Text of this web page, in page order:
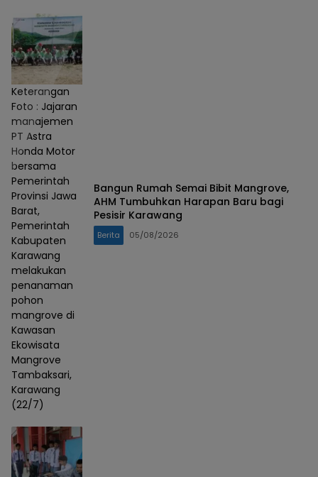
Keterangan
Foto : Jajaran
manajemen
PT Astra
Honda Motor
bersama
Pemerintah
Provinsi Jawa
Barat,
Pemerintah
Kabupaten
Karawang
melakukan
penanaman
pohon
mangrove di
Kawasan
Ekowisata
Mangrove
Tambaksari,
Karawang
(22/7)
Bangun Rumah Semai Bibit Mangrove,
AHM Tumbuhkan Harapan Baru bagi
Pesisir Karawang
Berita 05/08/2026